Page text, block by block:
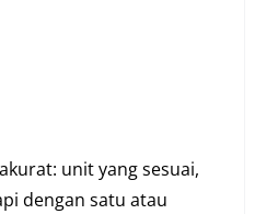
unit yang sesuai,
dengan satu atau